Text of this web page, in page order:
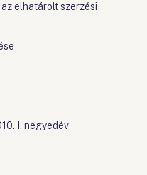
elhatárolt szerzési
I. negyedév